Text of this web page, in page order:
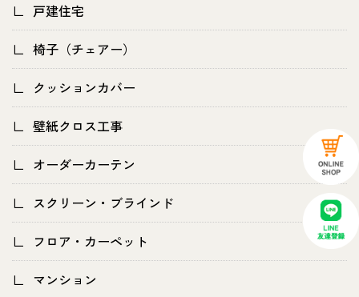
戸建住宅
椅子（チェアー）
クッションカバー
壁紙クロス工事
オーダーカーテン
スクリーン・ブラインド
フロア・カーペット
マンション